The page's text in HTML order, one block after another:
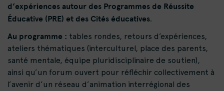
d’expériences autour des Programmes de Réussite
Éducative (PRE) et des Cités éducatives.
Au programme : tables rondes, retours d’expériences,
ateliers thématiques (interculturel, place des parents,
santé mentale, équipe pluridisciplinaire de soutien),
ainsi qu’un forum ouvert pour réfléchir collectivement à
l’avenir d’un réseau d’animation interrégional des